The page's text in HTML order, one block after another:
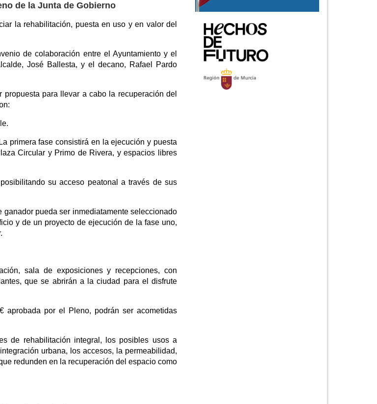
de la Junta de Gobierno
la rehabilitación, puesta en uso y en valor del
de colaboración entre el Ayuntamiento y el
José Ballesta, y el decano, Rafael Pardo
para llevar a cabo la recuperación del
fase consistirá en la ejecución y puesta
Circular y Primo de Rivera, y espacios libres
su acceso peatonal a través de sus
pueda ser inmediatamente seleccionado
y de un proyecto de ejecución de la fase uno,
sala de exposiciones y recepciones, con
que se abrirán a la ciudad para el disfrute
por el Pleno, podrán ser acometidas
de rehabilitación integral, los posibles usos a
urbana, los accesos, la permeabilidad,
redunden en la recuperación del espacio como